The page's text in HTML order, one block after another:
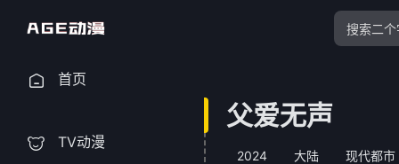
首页
TV动漫
父爱无声
2024 大陆 现代都市